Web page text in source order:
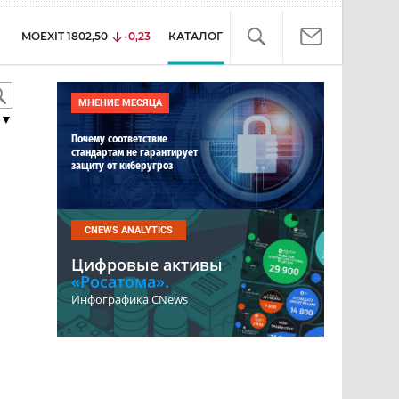
MOEXIT 1802,50 -0,23 КАТАЛОГ
▼
МНЕНИЕ МЕСЯЦА
Почему соответствие
стандартам не гарантирует
защиту от киберугроз
CNEWS ANALYTICS
Цифровые активы
«Росатома».
Инфографика CNews